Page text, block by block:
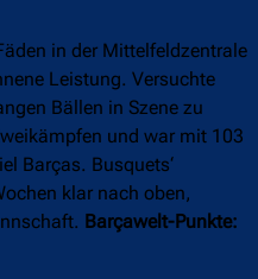
in der Mittelfeldzentrale
Leistung. Versuchte
Bällen in Szene zu
und war mit 103
Barças. Busquets‘
klar nach oben,
Barçawelt-Punkte: